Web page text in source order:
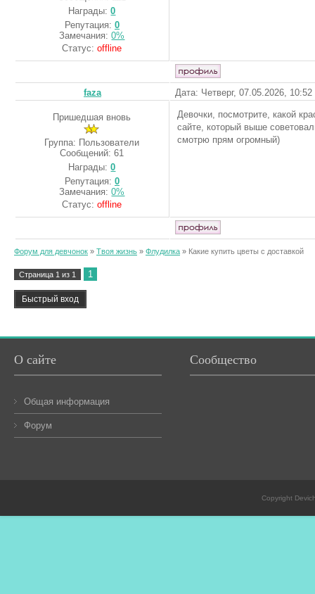
Награды:0
Репутация: 0
Замечания:0%
Статус:offline
faza Дата: Четверг, 07.05.2026,
Пришедшая вновь
Группа: Пользователи
Сообщений:61
Награды:0
Репутация: 0
Замечания:0%
Статус:offline
Девочки, посмотрите, какой
сайте, который выше
смотрю прям огромный)
Форум для девчонок » Твоя жизнь » Флудилка » Какие купить цветы с доставкой
Страница 1 из 1 1
О сайте
Общая информация
Форум
Сообщество
Copyright